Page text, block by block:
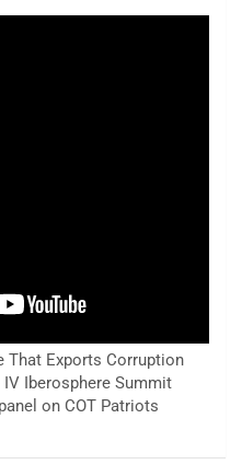
That Exports Corruption
Iberosphere Summit
on COT Patriots